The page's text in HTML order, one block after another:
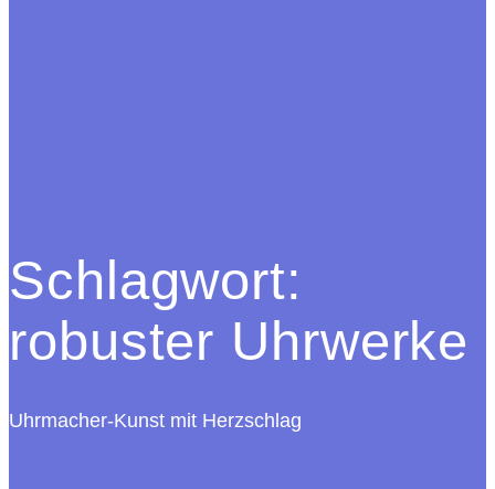
Schlagwort:
robuster Uhrwerke
Uhrmacher-Kunst mit Herzschlag